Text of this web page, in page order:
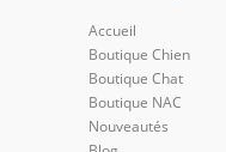
Accueil
Boutique Chien
Boutique Chat
Boutique NAC
Nouveautés